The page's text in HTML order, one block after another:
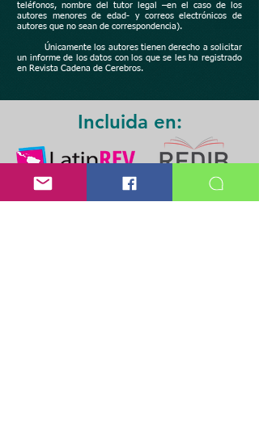
teléfonos, nombre del tutor legal –en el caso de los
autores menores de edad- y correos electrónicos de
autores que no sean de correspondencia).
Únicamente los autores tienen derecho a solicitar
un informe de los datos con los que se les ha registrado
en Revista Cadena de Cerebros.
Incluida en: